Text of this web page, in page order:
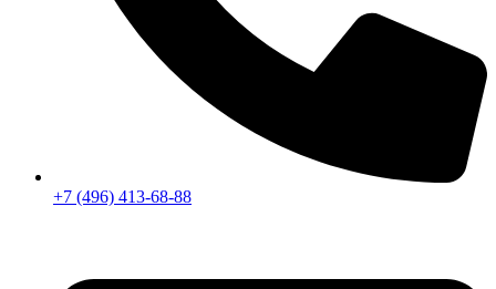
+7 (496) 413-68-88